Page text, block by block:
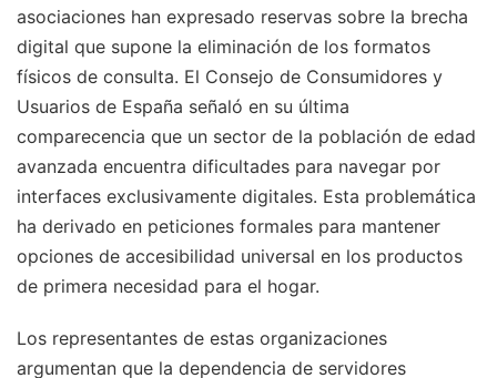
asociaciones han expresado reservas sobre la brecha
digital que supone la eliminación de los formatos
físicos de consulta. El Consejo de Consumidores y
Usuarios de España señaló en su última
comparecencia que un sector de la población de edad
avanzada encuentra dificultades para navegar por
interfaces exclusivamente digitales. Esta problemática
ha derivado en peticiones formales para mantener
opciones de accesibilidad universal en los productos
de primera necesidad para el hogar.
Los representantes de estas organizaciones
argumentan que la dependencia de servidores